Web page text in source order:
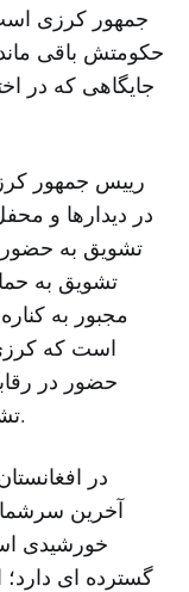
جمهور کرزی
حکومتش باقی
جایگاهی که در
رییس جمهور
در دیدارها و
تشویق به حضور
تشویق به
مجبور به
است که کرزی
حضور در
تشویق به حمایت از “زلمی رسول” کرد.
در
خورشیدی